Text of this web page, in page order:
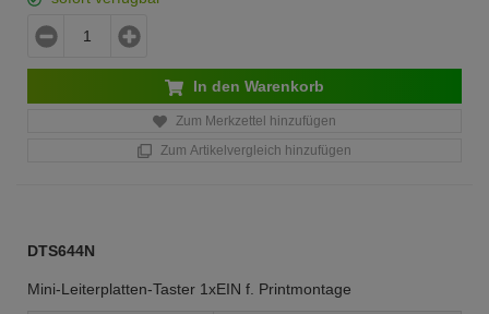
In den Warenkorb
Zum Merkzettel hinzufügen
Zum Artikelvergleich hinzufügen
DTS644N
Mini-Leiterplatten-Taster 1xEIN f. Printmontage